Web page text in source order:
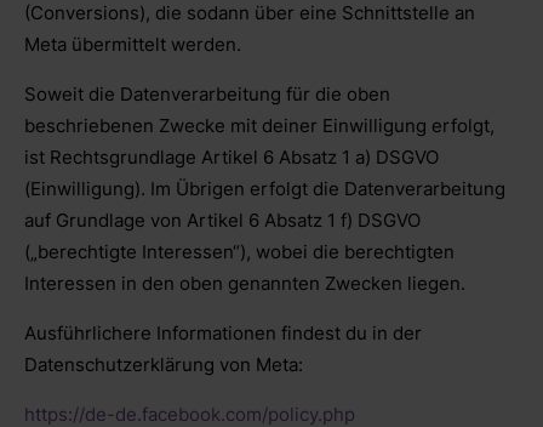
(Conversions), die sodann über eine Schnittstelle an
Meta übermittelt werden.
Soweit die Datenverarbeitung für die oben
beschriebenen Zwecke mit deiner Einwilligung erfolgt,
ist Rechtsgrundlage Artikel 6 Absatz 1 a) DSGVO
(Einwilligung). Im Übrigen erfolgt die Datenverarbeitung
auf Grundlage von Artikel 6 Absatz 1 f) DSGVO
(„berechtigte Interessen“), wobei die berechtigten
Interessen in den oben genannten Zwecken liegen.
Ausführlichere Informationen findest du in der
Datenschutzerklärung von Meta:
https://de-de.facebook.com/policy.php